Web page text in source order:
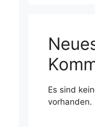
Es sind
vorhanden.